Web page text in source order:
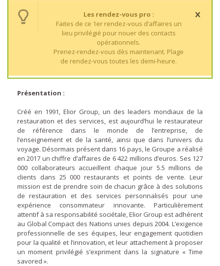
Les rendez-vous pro :
Faites de ce 1er rendez-vous d’affaires un
lieu privilégié pour nouer des contacts
opérationnels.
Prenez-rendez-vous dès maintenant. Plage
de rendez-vous toutes les demi-heure.
Présentation :
Créé en 1991, Elior Group, un des leaders mondiaux de la
restauration et des services, est aujourd’hui le restaurateur
de référence dans le monde de l’entreprise, de
l’enseignement et de la santé, ainsi que dans l’univers du
voyage. Désormais présent dans 16 pays, le Groupe a réalisé
en 2017 un chiffre d’affaires de 6 422 millions d’euros. Ses 127
000 collaborateurs accueillent chaque jour 5.5 millions de
clients dans 25 000 restaurants et points de vente. Leur
mission est de prendre soin de chacun grâce à des solutions
de restauration et des services personnalisés pour une
expérience consommateur innovante. Particulièrement
attentif à sa responsabilité sociétale, Elior Group est adhérent
au Global Compact des Nations unies depuis 2004. L’exigence
professionnelle de ses équipes, leur engagement quotidien
pour la qualité et l’innovation, et leur attachement à proposer
un moment privilégié s’expriment dans la signature « Time
savored ».